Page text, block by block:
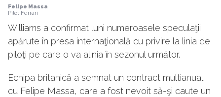
Felipe Massa
Pilot Ferrari
Williams a confirmat luni numeroasele speculaţii
apărute în presa internaţională cu privire la linia de
piloţi pe care o va alinia în sezonul următor.
Echipa britanică a semnat un contract multianual
cu Felipe Massa, care a fost nevoit să-şi caute un